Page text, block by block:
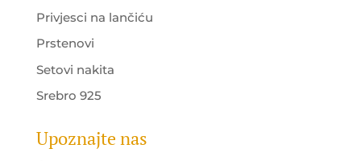
Privjesci na lančiću
Prstenovi
Setovi nakita
Srebro 925
Upoznajte nas